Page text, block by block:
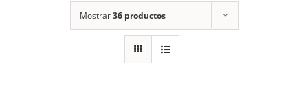
Mostrar36 productos